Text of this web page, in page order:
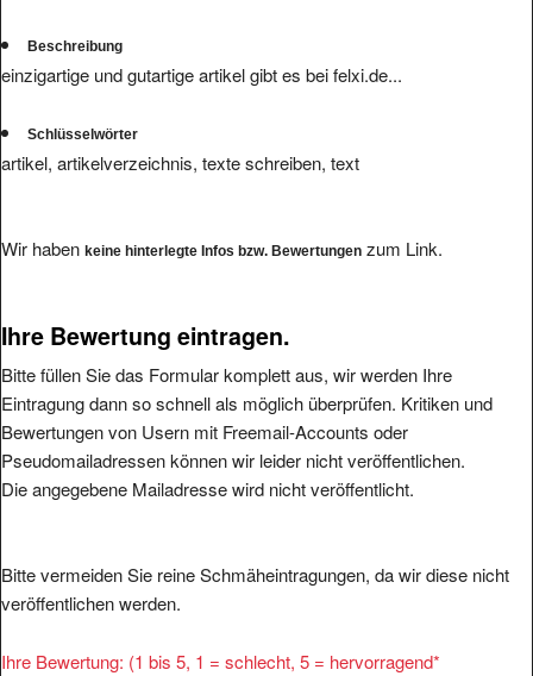
Beschreibung
einzigartige und gutartige artikel gibt es bei felxi.de...
Schlüsselwörter
artikel, artikelverzeichnis, texte schreiben, text
Wir haben keine hinterlegte Infos bzw. Bewertungen zum Link.
Ihre Bewertung eintragen.
Bitte füllen Sie das Formular komplett aus, wir werden Ihre
Eintragung dann so schnell als möglich überprüfen. Kritiken und
Bewertungen von Usern mit Freemail-Accounts oder
Pseudomailadressen können wir leider nicht veröffentlichen.
Die angegebene Mailadresse wird nicht veröffentlicht.
Bitte vermeiden Sie reine Schmäheintragungen, da wir diese nicht
veröffentlichen werden.
Ihre Bewertung: (1 bis 5, 1 = schlecht, 5 = hervorragend*